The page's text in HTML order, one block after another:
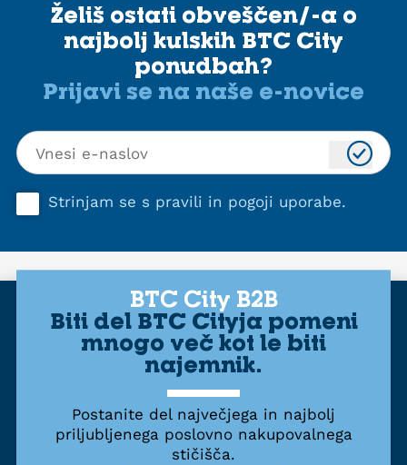
Želiš ostati obveščen/-a o
najbolj kulskih BTC City
ponudbah?
Prijavi se na naše e-novice
Strinjam se s pravili in pogoji uporabe.
BTC City B2B
Biti del BTC Cityja pomeni
mnogo več kot le biti
najemnik.
Postanite del največjega in najbolj
priljubljenega poslovno nakupovalnega
stičišča.